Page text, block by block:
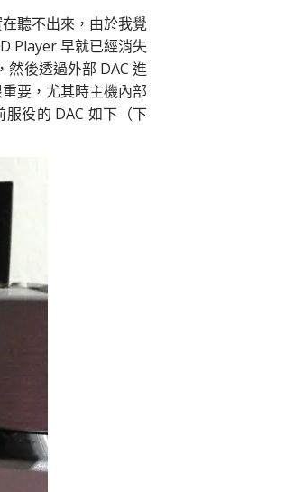
聽不出來，由於我覺
Player 早就已經消失
然後透過外部 DAC 進
要，尤其時主機內部
役的 DAC 如下（下